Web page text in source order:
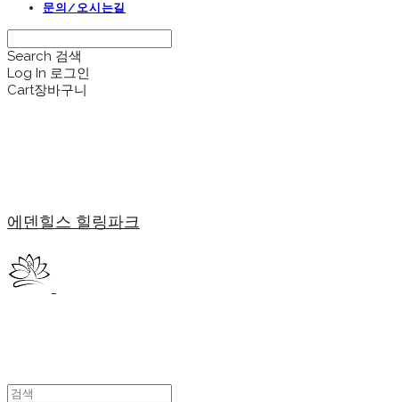
문의/오시는길
Search 검색
Log In 로그인
Cart장바구니
에덴힐스 힐링파크